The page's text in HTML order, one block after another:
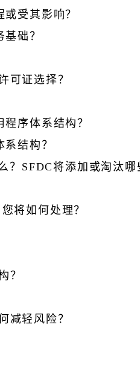
受其影响？
础？
可证选择？
序体系结构？
结构？
？SFDC将添加或淘汰哪
将如何处理？
？
减轻风险？